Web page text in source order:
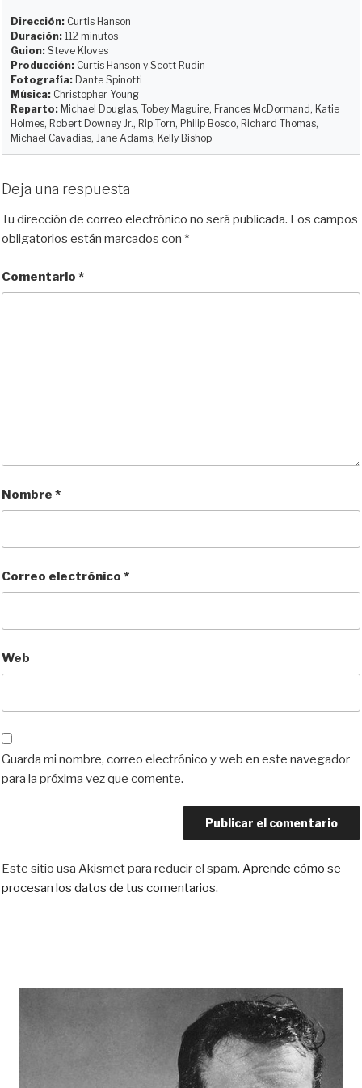
k
y
d
o
n
o
o
k
t
r
Dirección: Curtis Hanson
Duración: 112 minutos
Guion: Steve Kloves
Producción: Curtis Hanson y Scott Rudin
Fotografía: Dante Spinotti
Música: Christopher Young
Reparto: Michael Douglas, Tobey Maguire, Frances McDormand, Katie
Holmes, Robert Downey Jr., Rip Torn, Philip Bosco, Richard Thomas,
Michael Cavadias, Jane Adams, Kelly Bishop
Deja una respuesta
Tu dirección de correo electrónico no será publicada. Los campos
obligatorios están marcados con *
Comentario *
Nombre *
Correo electrónico *
Web
Guarda mi nombre, correo electrónico y web en este navegador
para la próxima vez que comente.
Este sitio usa Akismet para reducir el spam. Aprende cómo se
procesan los datos de tus comentarios.